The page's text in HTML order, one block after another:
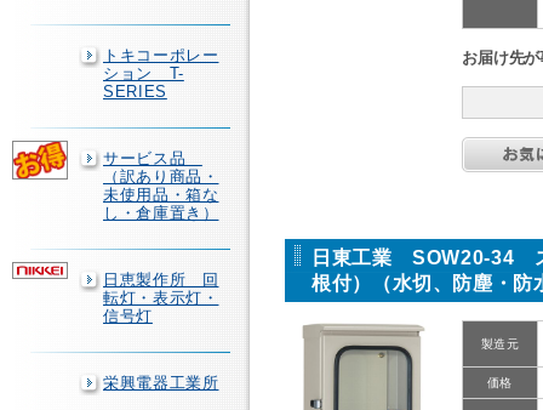
トキコーポレー
ション T-
SERIES
サービス品
（訳あり商品・
未使用品・箱な
し・倉庫置き）
日恵製作所 回
転灯・表示灯・
信号灯
栄興電器工業所
お届け先
日東工業 SOW20-34
根付）（水切、防塵・防
製造元
価格